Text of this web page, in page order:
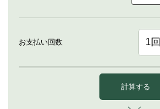
お支払い回数
計算する